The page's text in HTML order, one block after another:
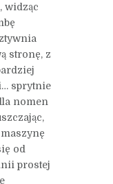
widząc
stronę, z
sprytnie
nomen
od
prostej